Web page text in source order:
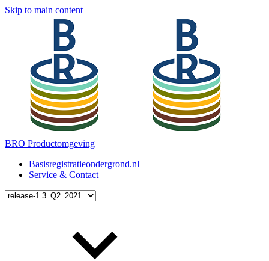
Skip to main content
BRO Productomgeving
Basisregistratieondergrond.nl
Service & Contact